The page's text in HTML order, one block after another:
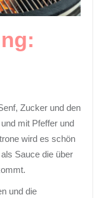
Zucker und den
mit Pfeffer und
wird es schön
Sauce die über
und die